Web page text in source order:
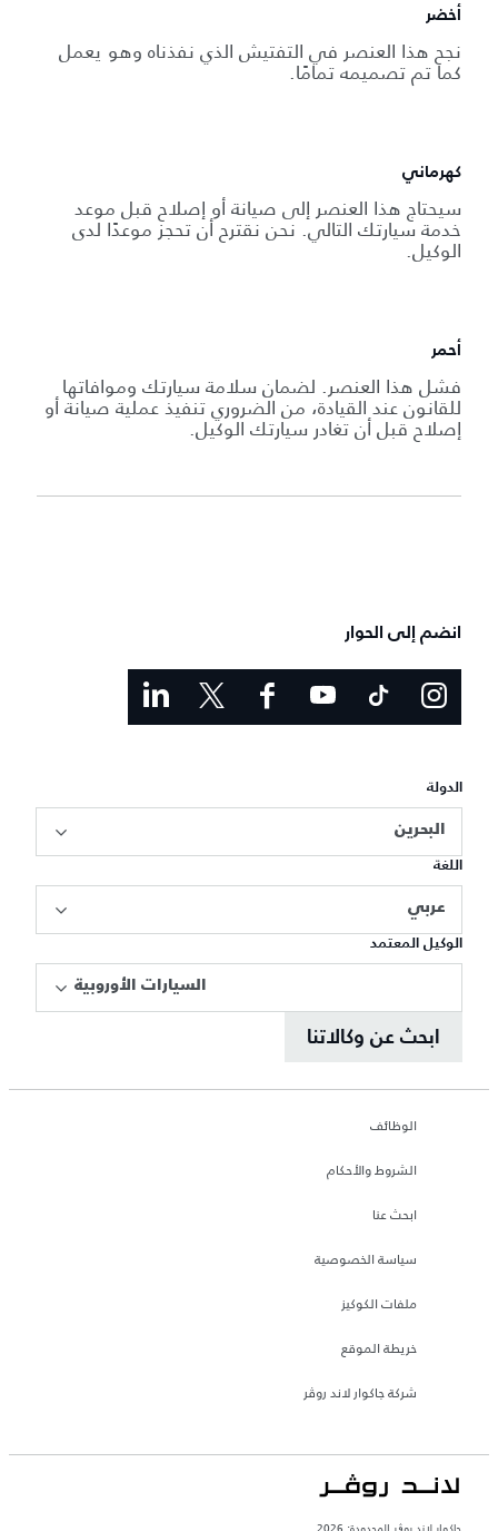
أخضر
نجح هذا العنصر في التفتيش الذي نفذناه وهو يعمل
كما تم تصميمه تمامًا.
كهرماني
سيحتاج هذا العنصر إلى صيانة أو إصلاح قبل موعد
خدمة سيارتك التالي. نحن نقترح أن تحجز موعدًا لدى
الوكيل.
أحمر
فشل هذا العنصر. لضمان سلامة سيارتك وموافاتها
للقانون عند القيادة، من الضروري تنفيذ عملية صيانة أو
إصلاح قبل أن تغادر سيارتك الوكيل.
انضم إلى الحوار
الدولة
البحرين
اللغة
عربي
الوكيل المعتمد
السيارات الأوروبية
ابحث عن وكالاتنا
الوظائف
الشروط والأحكام
ابحث عنا
سياسة الخصوصية
ملفات الكوكيز
خريطة الموقع
شركة جاكوار لاند روڤر